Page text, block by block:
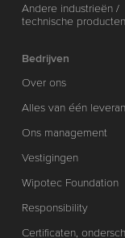
Andere industrieën /
technische producten
Bedrijven
Over ons
Alles van één
Ons management
Vestigingen
Wipotec Foundation
Responsibility
Certificaten,